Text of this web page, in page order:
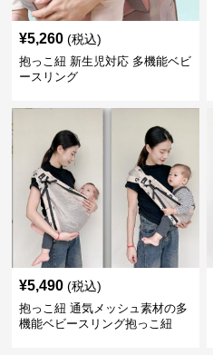
¥5,260 (税込)
抱っこ紐 新生児対応 多機能ベビ
ースリング
¥5,490 (税込)
抱っこ紐 通気メッシュ素材の多
機能ベビースリング抱っこ紐